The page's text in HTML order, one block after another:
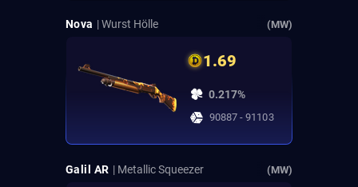
Nova | Wurst Hölle (MW)
1.69
0.217%
90887 - 91103
Galil AR | Metallic Squeezer (MW)